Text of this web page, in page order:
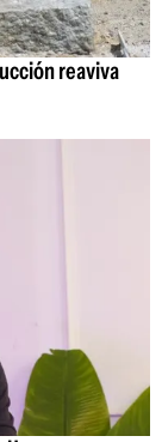
reaviva